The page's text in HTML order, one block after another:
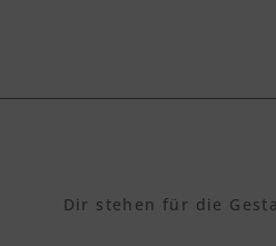
Dir stehen für die